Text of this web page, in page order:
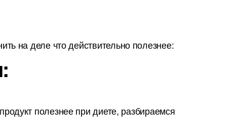
на деле что действительно полезнее:
полезнее при диете, разбираемся